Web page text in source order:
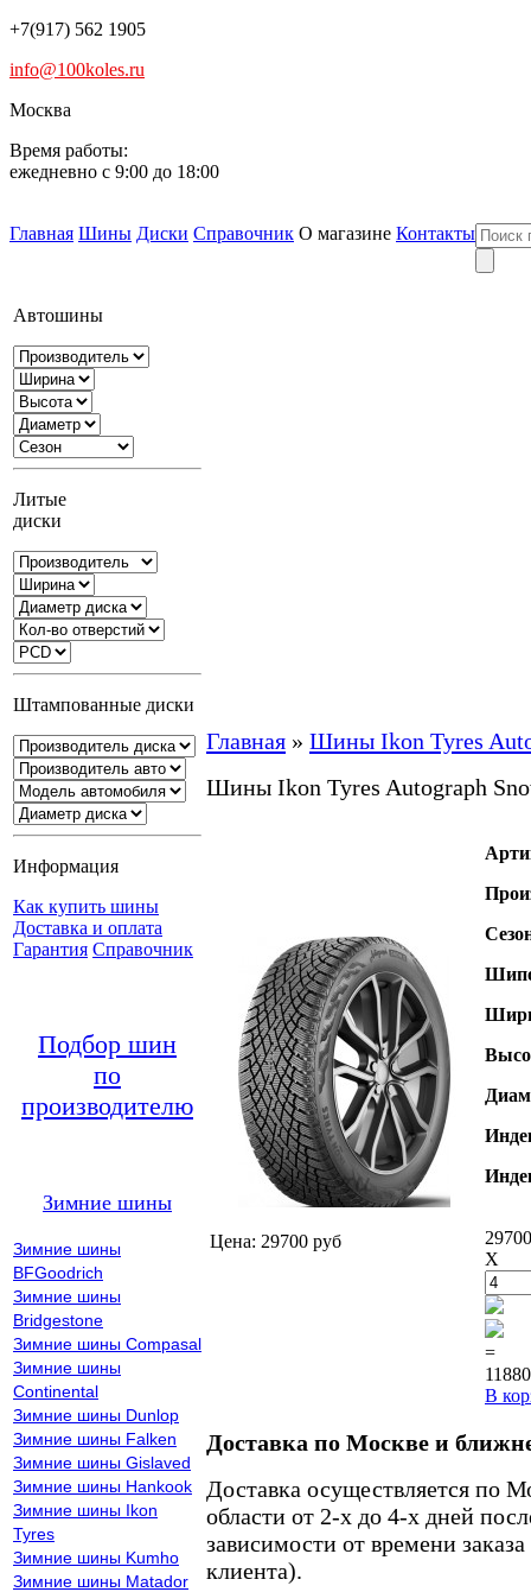
+7(917) 562 1905
info@100koles.ru
Москва
Время работы:
ежедневно с 9:00 до 18:00
Главная Шины Диски Справочник О магазине Контакты
Автошины
Литые
диски
Штампованные диски
Информация
Как купить шины
Доставка и оплата
Гарантия Справочник
Подбор шин
по
производителю
Зимние шины
Зимние шины
BFGoodrich
Зимние шины
Bridgestone
Зимние шины Compasal
Зимние шины
Continental
Зимние шины Dunlop
Зимние шины Falken
Зимние шины Gislaved
Зимние шины Hankook
Зимние шины Ikon
Tyres
Зимние шины Kumho
Зимние шины Matador
Главная » Шины Ikon Tyres
Шины Ikon Tyres Autograph
Цена: 29700 руб
X
=
В
Доставка по Москве и
Доставка осуществляется по
области от 2-х до 4-х дней
зависимости от времени
клиента).